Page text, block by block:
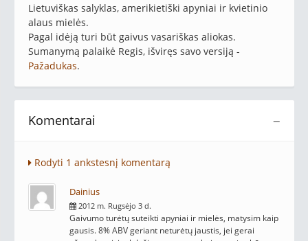
Lietuviškas salyklas, amerikietiški apyniai ir kvietinio
alaus mielės.
Pagal idėją turi būt gaivus vasariškas aliokas.
Sumanymą palaikė Regis, išviręs savo versiją -
Pažadukas.
−
Komentarai
Rodyti 1 ankstesnį komentarą
Dainius
2012 m. Rugsėjo 3 d.
Gaivumo turėtų suteikti apyniai ir mielės, matysim kaip
gausis. 8% ABV geriant neturėtų jaustis, jei gerai